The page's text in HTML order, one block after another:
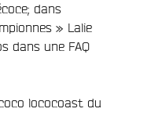
dans
» Lalie
dans une FAQ
lococoast du